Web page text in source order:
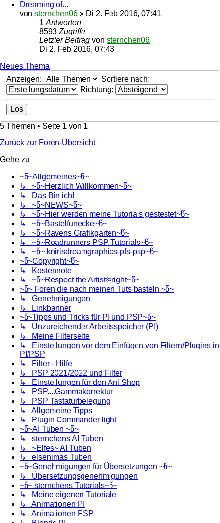
Dreaming of...
von sternchen06 » Di 2. Feb 2016, 07:41
1 Antworten
8593 Zugriffe
Letzter Beitrag von sternchen06
Di 2. Feb 2016, 07:43
Neues Thema
Anzeigen:
Sortiere nach:
Richtung:
5 Themen • Seite 1 von 1
Zurück zur Foren-Übersicht
Gehe zu
~წ~Allgemeines~წ~
↳ ~წ~Herzlich Willkommen~წ~
↳ Das Bin ich!
↳ ~წ~NEWS~წ~
↳ ~წ~Hier werden meine Tutorials gestestet~წ~
↳ ~წ~Bastelfunecke~წ~
↳ ~წ~Ravens Grafikgarten~წ~
↳ ~წ~Roadrunners PSP Tutorials~წ~
↳ ~წ~ knirisdreamgraphics-pfs-psp~წ~
~წ~Copyright~წ~
↳ Kostennote
↳ ~წ~Respect the Artist©right~წ~
~წ~ Foren die nach meinen Tuts basteln ~წ~
↳ Genehmigungen
↳ Linkbanner
~წ~Tipps und Tricks für PI und PSP~წ~
↳ Unzureichender Arbeitsspeicher (PI)
↳ Meine Filterseite
↳ Einstellungen vor dem Einfügen von Filtern/Plugins in
PI/PSP
↳ Filter - Hilfe
↳ PSP 2021/2022 und Filter
↳ Einstellungen für den Ani Shop
↳ PSP....Gammakorrektur
↳ PSP Tastaturbelegung
↳ Allgemeine Tipps
↳ Plugin Commander light
~წ~AI Tuben ~წ~
↳ sternchens AI Tuben
↳ ~Elfes~ AI Tuben
↳ elsenimas Tuben
~წ~Genehmigungen für Übersetzungen ~წ~
↳ Übersetzungsgenehmigungen
~წ~ sternchens Tutorials~წ~
↳ Meine eigenen Tutoriale
↳ Animationen PI
↳ Animationen PSP